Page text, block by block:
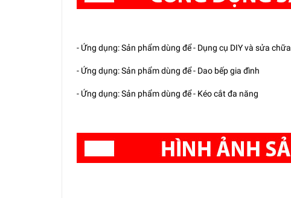
- Ứng dụng: Sản phẩm dùng để - Dụng cụ DIY và sửa chữa
- Ứng dụng: Sản phẩm dùng để - Dao bếp gia đình
- Ứng dụng: Sản phẩm dùng để - Kéo cắt đa năng